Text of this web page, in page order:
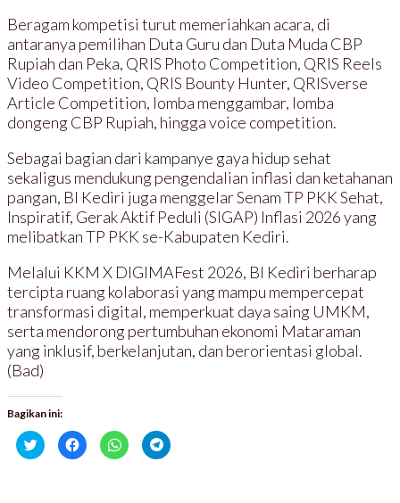
Beragam kompetisi turut memeriahkan acara, di
antaranya pemilihan Duta Guru dan Duta Muda CBP
Rupiah dan Peka, QRIS Photo Competition, QRIS Reels
Video Competition, QRIS Bounty Hunter, QRISverse
Article Competition, lomba menggambar, lomba
dongeng CBP Rupiah, hingga voice competition.
Sebagai bagian dari kampanye gaya hidup sehat
sekaligus mendukung pengendalian inflasi dan ketahanan
pangan, BI Kediri juga menggelar Senam TP PKK Sehat,
Inspiratif, Gerak Aktif Peduli (SIGAP) Inflasi 2026 yang
melibatkan TP PKK se-Kabupaten Kediri.
Melalui KKM X DIGIMAFest 2026, BI Kediri berharap
tercipta ruang kolaborasi yang mampu mempercepat
transformasi digital, memperkuat daya saing UMKM,
serta mendorong pertumbuhan ekonomi Mataraman
yang inklusif, berkelanjutan, dan berorientasi global.
(Bad)
Bagikan ini:
K
l
K
l
K
l
K
l